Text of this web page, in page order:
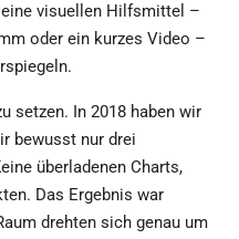
visuellen Hilfsmittel –
oder ein kurzes Video –
setzen. In 2018 haben wir
bewusst nur drei
überladenen Charts,
Das Ergebnis war
drehten sich genau um